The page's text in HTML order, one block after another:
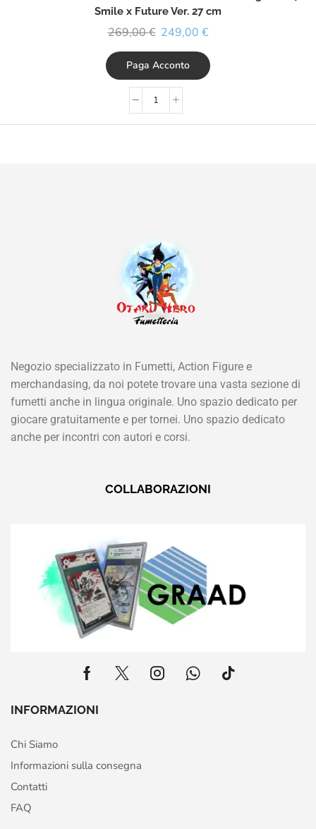
Smile x Future Ver. 27 cm
269,00€ 249,00 €
Paga Acconto
Negozio specializzato in Fumetti, Action Figure e
merchandasing, da noi potete trovare una vasta sezione di
fumetti anche in lingua originale. Uno spazio dedicato per
giocare gratuitamente e per tornei. Uno spazio dedicato
anche per incontri con autori e corsi.
COLLABORAZIONI
INFORMAZIONI
Chi Siamo
Informazioni sulla consegna
Contatti
FAQ